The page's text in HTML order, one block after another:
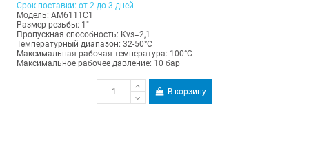
Срок поставки: от 2 до 3 дней
Модель: AM6111C1
Размер резьбы: 1"
Пропускная способность: Kvs=2,1
Температурный диапазон: 32-50°С
Максимальная рабочая температура: 100°C
Максимальное рабочее давление: 10 бар
В корзину